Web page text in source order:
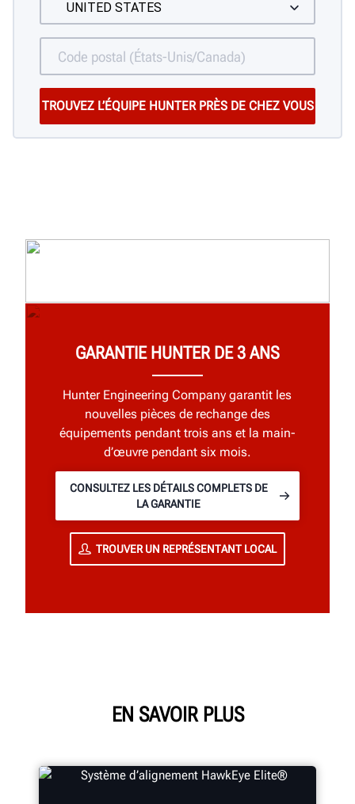
GARANTIE HUNTER DE 3 ANS
Hunter Engineering Company garantit les
nouvelles pièces de rechange des
équipements pendant trois ans et la main-
d’œuvre pendant six mois.
CONSULTEZ LES DÉTAILS COMPLETS DE
LA GARANTIE
TROUVER UN REPRÉSENTANT LOCAL
EN SAVOIR PLUS